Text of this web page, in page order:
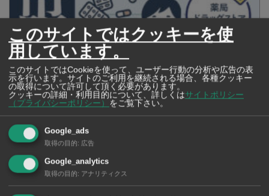
市販薬 2026年最新版！
このサイトではクッキーを使
用しています。
このサイトではCookieを使って、ユーザー行動の分析や広告の表
示を行います。サイトのご利用を継続される場合、各種クッキー
の取得について許可して頂く必要があります。
クッキーの詳細・利用目的について、詳しくはサイトポリシー
（プライバシーポリシー）
をご覧下さい。
Google_ads
取得の目的: 広告
Google_analytics
取得の目的: アナリティクス